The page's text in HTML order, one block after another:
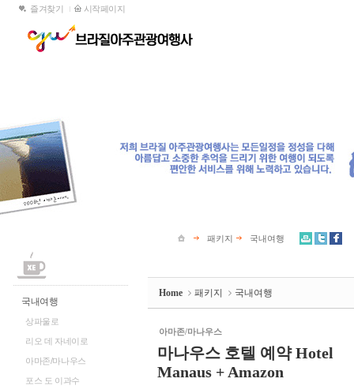
즐겨찾기 시작페이지
홈
국내여행
기획여행
여행사
공지안내
여행정보
패키지 국내여행
국내여행
상파울로
리오 데 자네이로
아마존/마나우스
포스 도 이과수
Home 패키지 국내여행
아마존/마나우스
마나우스 호텔 예약 Hotel
Manaus + Amazon
Sketchbook5, 스케치북5
Sketchbook5, 스케치북5